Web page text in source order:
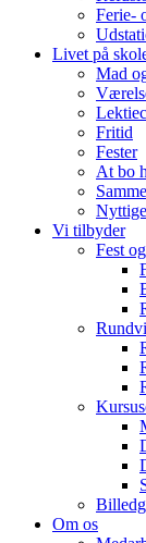
Ferie-
Livet på
Mad
Fritid
Fester
At bo
Vi tilbyder
Fest
Om os